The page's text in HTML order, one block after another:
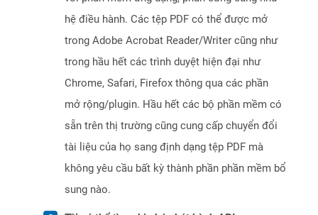
hệ điều hành. Các tệp PDF có thể được mở
trong Adobe Acrobat Reader/Writer cũng như
trong hầu hết các trình duyệt hiện đại như
Chrome, Safari, Firefox thông qua các phần
mở rộng/plugin. Hầu hết các bộ phần mềm có
sẵn trên thị trường cũng cung cấp chuyển đổi
tài liệu của họ sang định dạng tệp PDF mà
không yêu cầu bất kỳ thành phần phần mềm bổ
sung nào.